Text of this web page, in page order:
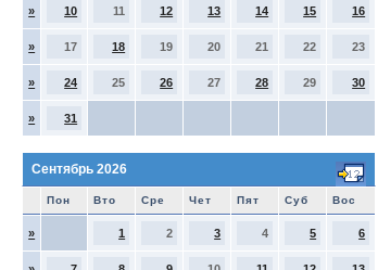
» 10 11 12 13 14 15 16
» 17 18 19 20 21 22 23
» 24 25 26 27 28 29 30
» 31
Сентябрь 2026
Пон Вто Сре Чет Пят Суб Вос
» 1 2 3 4 5 6